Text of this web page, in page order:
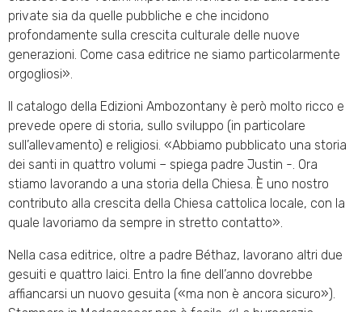
private sia da quelle pubbliche e che incidono
profondamente sulla crescita culturale delle nuove
generazioni. Come casa editrice ne siamo particolarmente
orgogliosi».
Il catalogo della Edizioni Ambozontany è però molto ricco e
prevede opere di storia, sullo sviluppo (in particolare
sull’allevamento) e religiosi. «Abbiamo pubblicato una storia
dei santi in quattro volumi – spiega padre Justin -. Ora
stiamo lavorando a una storia della Chiesa. È uno nostro
contributo alla crescita della Chiesa cattolica locale, con la
quale lavoriamo da sempre in stretto contatto».
Nella casa editrice, oltre a padre Béthaz, lavorano altri due
gesuiti e quattro laici. Entro la fine dell’anno dovrebbe
affiancarsi un nuovo gesuita («ma non è ancora sicuro»).